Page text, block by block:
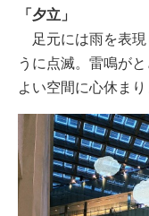
「夕立」
足元には雨を表現
うに点滅。雷鳴が
よい空間に心休まり